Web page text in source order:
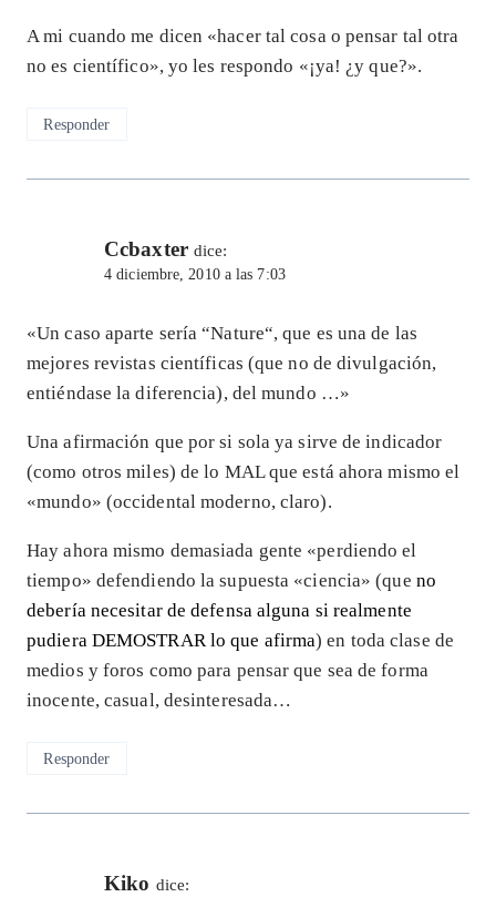
A mi cuando me dicen «hacer tal cosa o pensar tal otra
no es científico», yo les respondo «¡ya! ¿y que?».
Responder
Ccbaxter dice:
4 diciembre, 2010 a las 7:03
«Un caso aparte sería “Nature“, que es una de las
mejores revistas científicas (que no de divulgación,
entiéndase la diferencia), del mundo …»
Una afirmación que por si sola ya sirve de indicador
(como otros miles) de lo MAL que está ahora mismo el
«mundo» (occidental moderno, claro).
Hay ahora mismo demasiada gente «perdiendo el
tiempo» defendiendo la supuesta «ciencia» (que no
debería necesitar de defensa alguna si realmente
pudiera DEMOSTRAR lo que afirma) en toda clase de
medios y foros como para pensar que sea de forma
inocente, casual, desinteresada…
Responder
Kiko dice: